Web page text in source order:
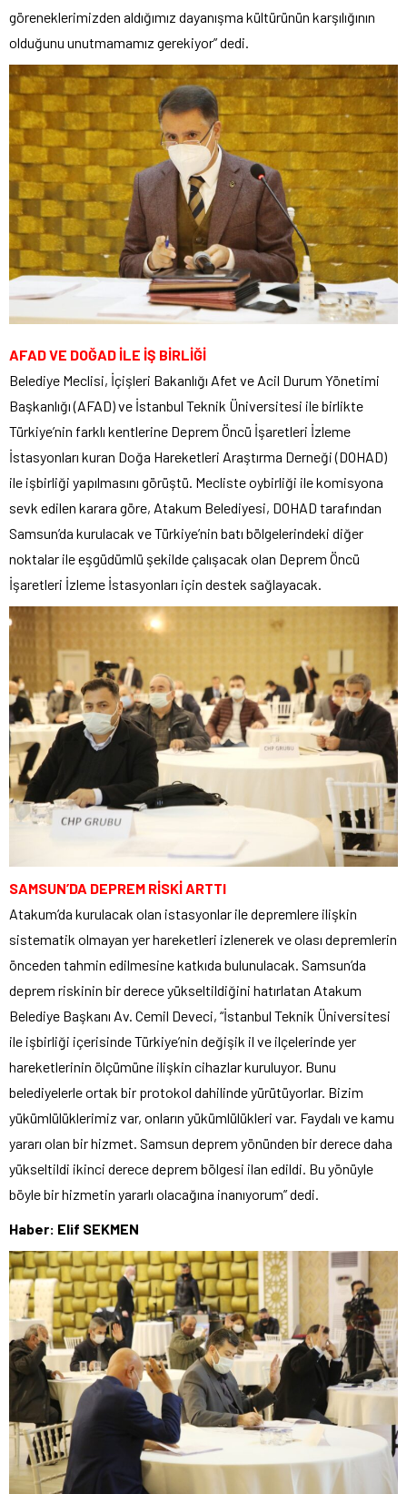
göreneklerimizden aldığımız dayanışma kültürünün karşılığının
olduğunu unutmamamız gerekiyor” dedi.
AFAD VE DOĞAD İLE İŞ BİRLİĞİ
Belediye Meclisi, İçişleri Bakanlığı Afet ve Acil Durum Yönetimi
Başkanlığı (AFAD) ve İstanbul Teknik Üniversitesi ile birlikte
Türkiye’nin farklı kentlerine Deprem Öncü İşaretleri İzleme
İstasyonları kuran Doğa Hareketleri Araştırma Derneği (DOHAD)
ile işbirliği yapılmasını görüştü. Mecliste oybirliği ile komisyona
sevk edilen karara göre, Atakum Belediyesi, DOHAD tarafından
Samsun’da kurulacak ve Türkiye’nin batı bölgelerindeki diğer
noktalar ile eşgüdümlü şekilde çalışacak olan Deprem Öncü
İşaretleri İzleme İstasyonları için destek sağlayacak.
SAMSUN’DA DEPREM RİSKİ ARTTI
Atakum’da kurulacak olan istasyonlar ile depremlere ilişkin
sistematik olmayan yer hareketleri izlenerek ve olası depremlerin
önceden tahmin edilmesine katkıda bulunulacak. Samsun’da
deprem riskinin bir derece yükseltildiğini hatırlatan Atakum
Belediye Başkanı Av. Cemil Deveci, “İstanbul Teknik Üniversitesi
ile işbirliği içerisinde Türkiye’nin değişik il ve ilçelerinde yer
hareketlerinin ölçümüne ilişkin cihazlar kuruluyor. Bunu
belediyelerle ortak bir protokol dahilinde yürütüyorlar. Bizim
yükümlülüklerimiz var, onların yükümlülükleri var. Faydalı ve kamu
yararı olan bir hizmet. Samsun deprem yönünden bir derece daha
yükseltildi ikinci derece deprem bölgesi ilan edildi. Bu yönüyle
böyle bir hizmetin yararlı olacağına inanıyorum” dedi.
Haber: Elif SEKMEN